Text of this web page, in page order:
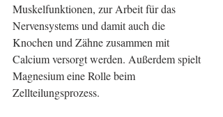
Muskelfunktionen, zur Arbeit für das
Nervensystems und damit auch die
Knochen und Zähne zusammen mit
Calcium versorgt werden. Außerdem spielt
Magnesium eine Rolle beim
Zellteilungsprozess.